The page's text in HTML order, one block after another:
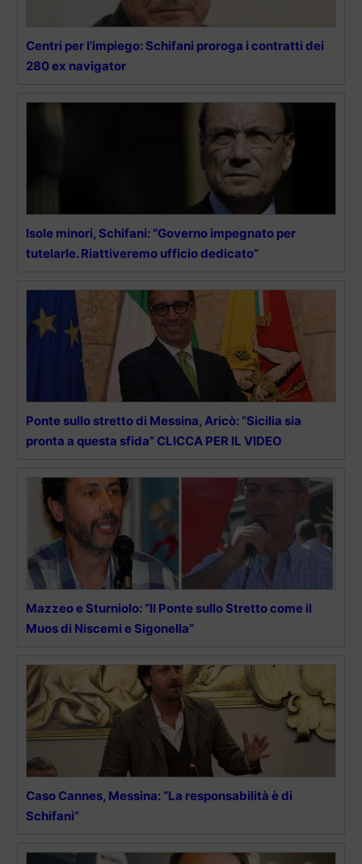
Centri per l’impiego: Schifani proroga i contratti dei
280 ex navigator
Isole minori, Schifani: “Governo impegnato per
tutelarle. Riattiveremo ufficio dedicato”
Ponte sullo stretto di Messina, Aricò: “Sicilia sia
pronta a questa sfida” CLICCA PER IL VIDEO
Mazzeo e Sturniolo: “Il Ponte sullo Stretto come il
Muos di Niscemi e Sigonella”
Caso Cannes, Messina: “La responsabilità è di
Schifani”